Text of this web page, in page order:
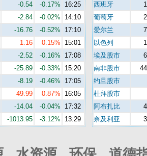
-0.54 -0.17%
16:25
-2.84 -0.02%
14:10
-16.76 -0.52%
17:10
1.16 0.15%
15:01
-2.52 -0.16%
17:08
-25.89 -0.33%
15:20
-8.19 -0.46%
17:05
49.99 0.87%
16:05
-14.04 -0.04%
17:32
-1013.95 -3.12% 13:29
西班牙
葡萄牙
爱尔兰
以色列
埃及股市
南非股市
约旦股市
杜拜股市
阿布扎比
奈及利亚